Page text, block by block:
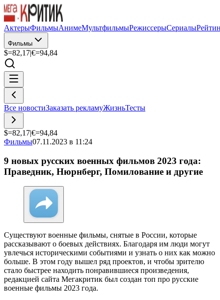
АктерыФильмыАнимеМультфильмыРежиссерыСериалы
Фильмы
$=82,17|€=94,84
Все новостиЗаказать рекламуЖизньТесты
$=82,17|€=94,84
Фильмы07.11.2023 в 11:24
9 новых русских военных фильмов 2023 года:
Праведник, Нюрнберг, Помилование и другие
Существуют военные фильмы, снятые в России, которые
рассказывают о боевых действиях. Благодаря им люди могут
увлечься историческими событиями и узнать о них как можно
больше. В этом году вышел ряд проектов, и чтобы зрителю
стало быстрее находить понравившиеся произведения,
редакцией сайта Мегакритик был создан топ про русские
военные фильмы 2023 года.